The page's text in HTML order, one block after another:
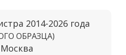
2014-2026 года
ОБРАЗЦА)
Москва